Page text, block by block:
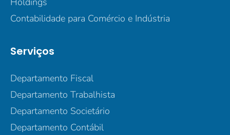
Contabilidade para Comércio e Indústria
Serviços
Departamento Fiscal
Departamento Trabalhista
Departamento Societário
Departamento Contábil